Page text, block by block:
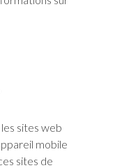
sites web
mobile
sites de